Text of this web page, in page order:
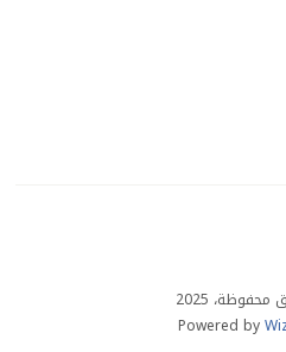
2025
Powered by